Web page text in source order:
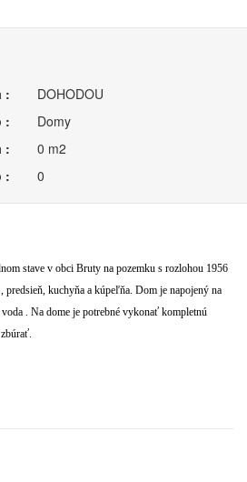
:
DOHODOU
:
Domy
:
0 m2
:
0
stave v obci Bruty na pozemku s rozlohou 1956
predsieň, kuchyňa a kúpeľňa. Dom je napojený na
. Na dome je potrebné vykonať kompletnú